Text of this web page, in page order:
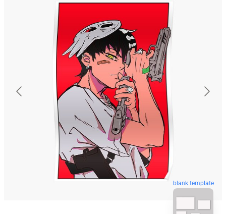
blank template